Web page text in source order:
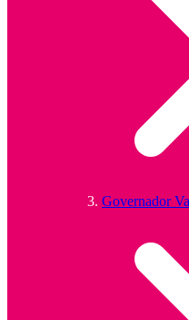
Governador